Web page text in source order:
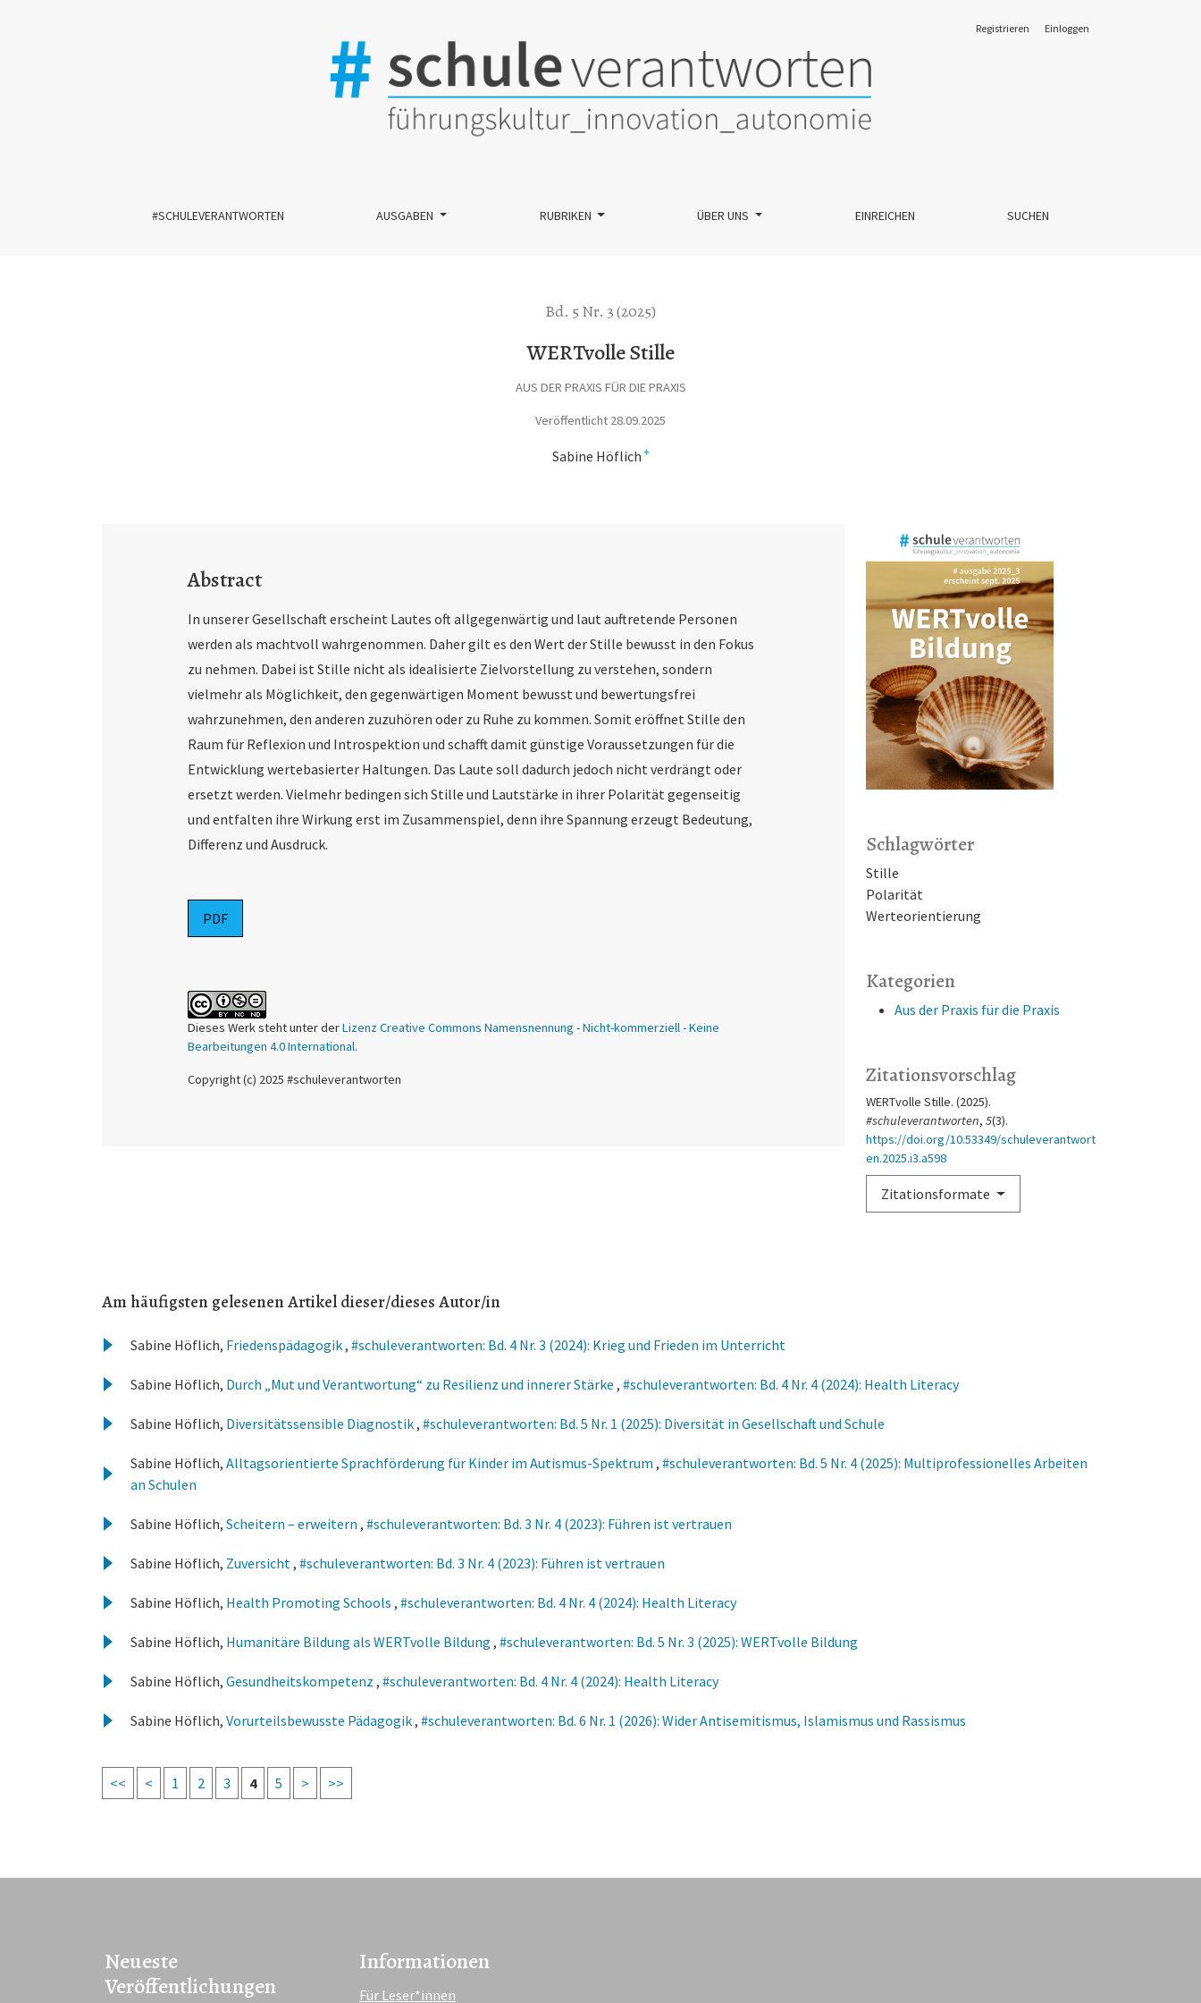
#SCHULEVERANTWORTEN AUSGABEN RUBRIKEN ÜBER UNS EINREICHEN SUCHEN
Registrieren Einloggen
Bd. 5 Nr. 3 (2025)
WERTvolle Stille
AUS DER PRAXIS FÜR DIE PRAXIS
Veröffentlicht 28.09.2025
Sabine Höflich +
Schlagwörter
Stille
Polarität
Werteorientierung
Kategorien
Aus der Praxis für die Praxis
Zitationsvorschlag
WERTvolle Stille. (2025).
#schuleverantworten, 5(3).
https://doi.org/10.53349/schuleverantwort
en.2025.i3.a598
Zitationsformate
Abstract
In unserer Gesellschaft erscheint Lautes oft allgegenwärtig und laut auftretende Personen
werden als machtvoll wahrgenommen. Daher gilt es den Wert der Stille bewusst in den Fokus
zu nehmen. Dabei ist Stille nicht als idealisierte Zielvorstellung zu verstehen, sondern
vielmehr als Möglichkeit, den gegenwärtigen Moment bewusst und bewertungsfrei
wahrzunehmen, den anderen zuzuhören oder zu Ruhe zu kommen. Somit eröffnet Stille den
Raum für Reflexion und Introspektion und schafft damit günstige Voraussetzungen für die
Entwicklung wertebasierter Haltungen. Das Laute soll dadurch jedoch nicht verdrängt oder
ersetzt werden. Vielmehr bedingen sich Stille und Lautstärke in ihrer Polarität gegenseitig
und entfalten ihre Wirkung erst im Zusammenspiel, denn ihre Spannung erzeugt Bedeutung,
Differenz und Ausdruck.
PDF
Dieses Werk steht unter derLizenz Creative Commons Namensnennung - Nicht-kommerziell - Keine
Bearbeitungen 4.0 International.
Copyright (c) 2025 #schuleverantworten
Am häufigsten gelesenen Artikel dieser/dieses Autor/in
Sabine Höflich, Friedenspädagogik, #schuleverantworten: Bd. 4 Nr. 3 (2024): Krieg und Frieden im Unterricht
Sabine Höflich, Durch „Mut und Verantwortung“ zu Resilienz und innerer Stärke , #schuleverantworten: Bd. 4 Nr. 4 (2024): Health Literacy
Sabine Höflich, Diversitätssensible Diagnostik, #schuleverantworten: Bd. 5 Nr. 1 (2025): Diversität in Gesellschaft und Schule
Sabine Höflich, Alltagsorientierte Sprachförderung für Kinder im Autismus-Spektrum , #schuleverantworten: Bd. 5 Nr. 4 (2025): Multiprofessionelles Arbeiten
an Schulen
Sabine Höflich, Scheitern – erweitern , #schuleverantworten: Bd. 3 Nr. 4 (2023): Führen ist vertrauen
Sabine Höflich, Zuversicht, #schuleverantworten: Bd. 3 Nr. 4 (2023): Führen ist vertrauen
Sabine Höflich, Health Promoting Schools , #schuleverantworten: Bd. 4 Nr. 4 (2024): Health Literacy
Sabine Höflich, Humanitäre Bildung als WERTvolle Bildung , #schuleverantworten: Bd. 5 Nr. 3 (2025): WERTvolle Bildung
Sabine Höflich, Gesundheitskompetenz , #schuleverantworten: Bd. 4 Nr. 4 (2024): Health Literacy
Sabine Höflich, Vorurteilsbewusste Pädagogik, #schuleverantworten: Bd. 6 Nr. 1 (2026): Wider Antisemitismus, Islamismus und Rassismus
<< < 1 2 3 4 5 > >>
Neueste
Veröffentlichungen
Informationen
Für Leser*innen